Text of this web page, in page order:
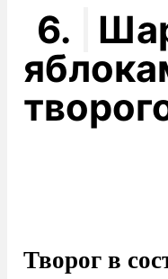
6.
Творог в